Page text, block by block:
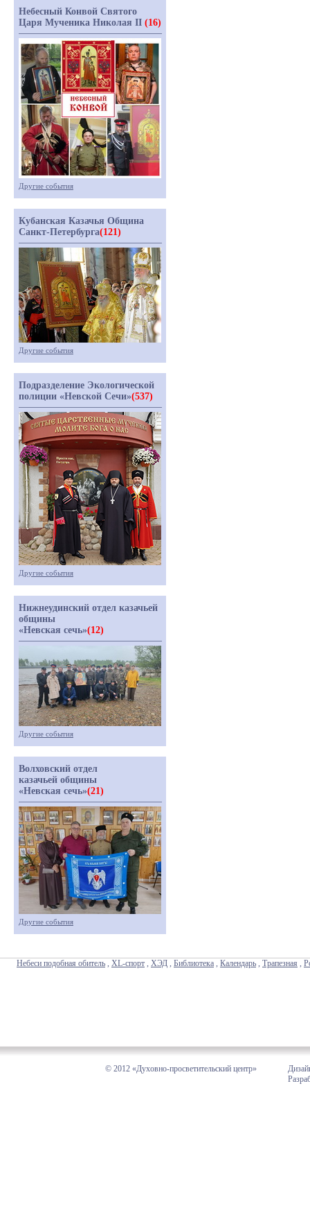
Небесный Конвой Святого
Царя Мученика Николая II (16)
Другие события
Кубанская Казачья Община
Санкт-Петербурга(121)
Другие события
Подразделение Экологической
полиции «Невской Сечи»(537)
Другие события
Нижнеудинский отдел казачьей
общины
«Невская сечь»(12)
Другие события
Волховский отдел
казачьей общины
«Невская сечь»(21)
Другие события
Небеси подобная обитель , XL-спорт , ХЭД , Библиотека , Календарь , Трапезная ,
© 2012 «Духовно-просветительский центр»